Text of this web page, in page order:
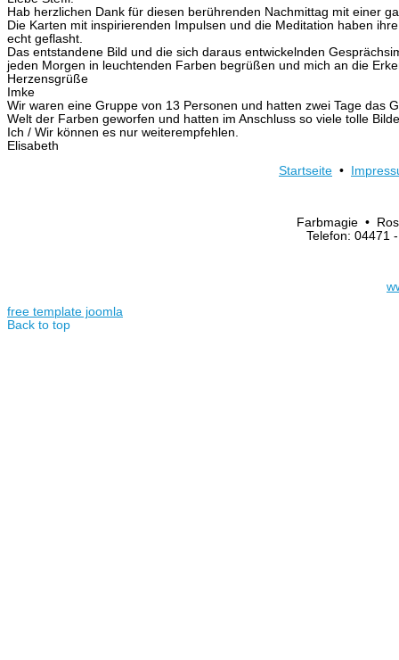
Hab herzlichen Dank für diesen berührenden Nachmittag mit einer
Die Karten mit inspirierenden Impulsen und die Meditation haben
echt geflasht.
Das entstandene Bild und die sich daraus entwickelnden
jeden Morgen in leuchtenden Farben begrüßen und mich an die
Herzensgrüße
Imke
Wir waren eine Gruppe von 13 Personen und hatten zwei Tage das
Welt der Farben geworfen und hatten im Anschluss so viele tolle
Ich / Wir können es nur weiterempfehlen.
Elisabeth
Startseite •
Farbmagie •
Telefon: 04471
free template joomla
Back to top